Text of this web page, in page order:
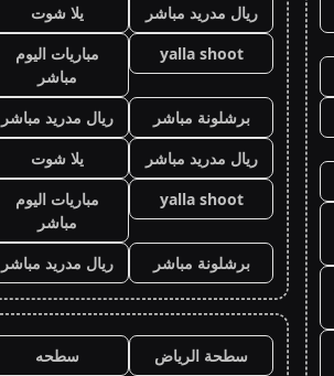
ريال مدريد مباشر
يلا شوت
yalla shoot
مباريات اليوم
مباشر
برشلونة مباشر
ريال مدريد مباشر
ريال مدريد مباشر
يلا شوت
yalla shoot
مباريات اليوم
مباشر
برشلونة مباشر
ريال مدريد مباشر
سطحة الرياض
سطحه